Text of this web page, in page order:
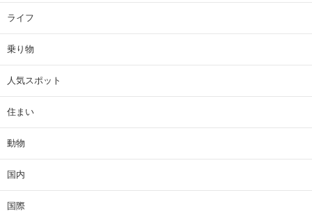
ライフ
乗り物
人気スポット
住まい
動物
国内
国際